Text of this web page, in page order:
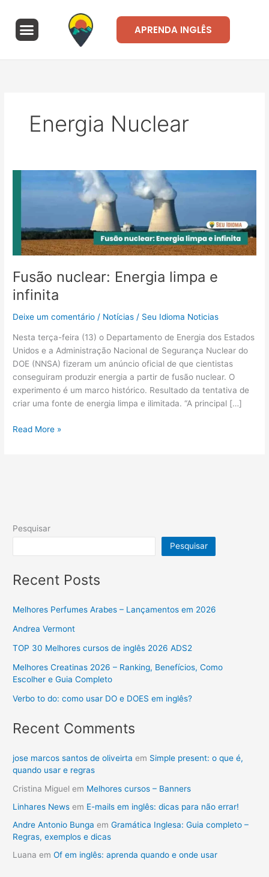
para
Menu APRENDA INGLÊS
Energia Nuclear
Fusão nuclear: Energia limpa e
infinita
Deixe um comentário / Notícias / Seu Idioma Noticias
Nesta terça-feira (13) o Departamento de Energia dos Estados
Unidos e a Administração Nacional de Segurança Nuclear do
DOE (NNSA) fizeram um anúncio oficial de que cientistas
conseguiram produzir energia a partir de fusão nuclear. O
experimento é um marco histórico. Resultado da tentativa de
criar uma fonte de energia limpa e ilimitada. “A principal […]
infinita
Read More »
Pesquisar
Pesquisar
Recent Posts
Melhores Perfumes Arabes – Lançamentos em 2026
Andrea Vermont
TOP 30 Melhores cursos de inglês 2026 ADS2
Melhores Creatinas 2026 – Ranking, Benefícios, Como
Escolher e Guia Completo
Verbo to do: como usar DO e DOES em inglês?
Recent Comments
jose marcos santos de oliveirta em Simple present: o que é,
quando usar e regras
Cristina Miguel em Melhores cursos – Banners
Linhares News em E-mails em inglês: dicas para não errar!
Andre Antonio Bunga emGramática Inglesa: Guia completo –
Regras, exemplos e dicas
Luana emOf em inglês: aprenda quando e onde usar